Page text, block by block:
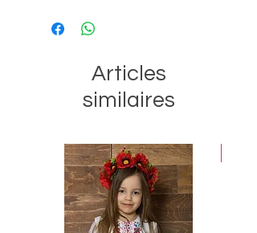
Articles
similaires